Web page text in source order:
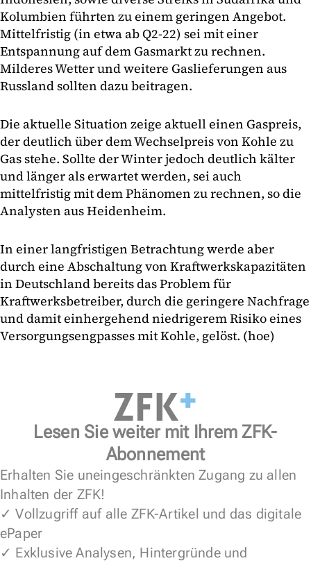
Kolumbien führten zu einem geringen Angebot.
Mittelfristig (in etwa ab Q2-22) sei mit einer
Entspannung auf dem Gasmarkt zu rechnen.
Milderes Wetter und weitere Gaslieferungen aus
Russland sollten dazu beitragen.
Die aktuelle Situation zeige aktuell einen Gaspreis,
der deutlich über dem Wechselpreis von Kohle zu
Gas stehe. Sollte der Winter jedoch deutlich kälter
und länger als erwartet werden, sei auch
mittelfristig mit dem Phänomen zu rechnen, so die
Analysten aus Heidenheim.
In einer langfristigen Betrachtung werde aber
durch eine Abschaltung von Kraftwerkskapazitäten
in Deutschland bereits das Problem für
Kraftwerksbetreiber, durch die geringere Nachfrage
und damit einhergehend niedrigerem Risiko eines
Versorgungsengpasses mit Kohle, gelöst. (hoe)
Lesen Sie weiter mit Ihrem ZFK-
Abonnement
Erhalten Sie uneingeschränkten Zugang zu allen
Inhalten der ZFK!
✓ Vollzugriff auf alle ZFK-Artikel und das digitale
ePaper
✓ Exklusive Analysen, Hintergründe und